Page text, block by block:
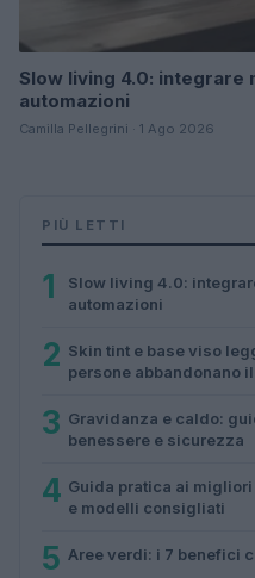
Slow living 4.0: integrare
automazioni
Camilla Pellegrini · 1 Ago 2026
PIÙ LETTI
1
Slow living 4.0:
automazioni
2 Skin tint e base viso
persone abbandonano
3 Gravidanza e caldo:
benessere e sicurezza
4 Guida pratica ai
e modelli consigliati
5 Aree verdi: i 7 benefici